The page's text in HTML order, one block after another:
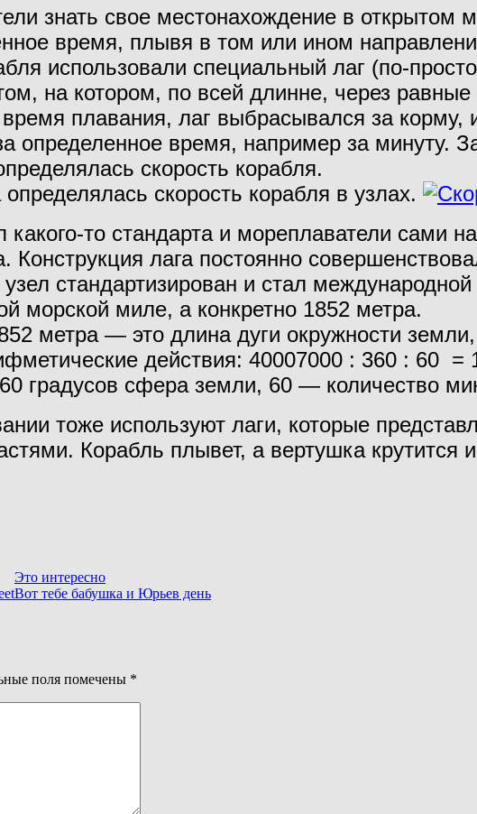
знать свое местонахождение в открытом
время, плывя в том или ином
использовали специальный лаг (по-
на котором, по всей длинне, через
плавания, лаг выбрасывался за корму,
определенное время, например за
скорость корабля.
скорость корабля в узлах.
то стандарта и мореплаватели сами
Конструкция лага постоянно
стандартизирован и стал международной
морской миле, а конкретно 1852 метра.
метра — это длина дуги окружности
действия: 40007000 : 360 : 60 =
градусов сфера земли, 60 — количество
тоже используют лаги, которые
Корабль плывет, а вертушка крутится
Это интересно
Вот тебе бабушка и Юрьев день
поля помечены *